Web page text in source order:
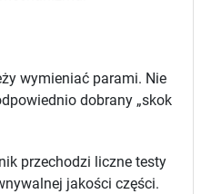
wymieniać parami. Nie
dobrany „skok
przechodzi liczne testy
jakości części.